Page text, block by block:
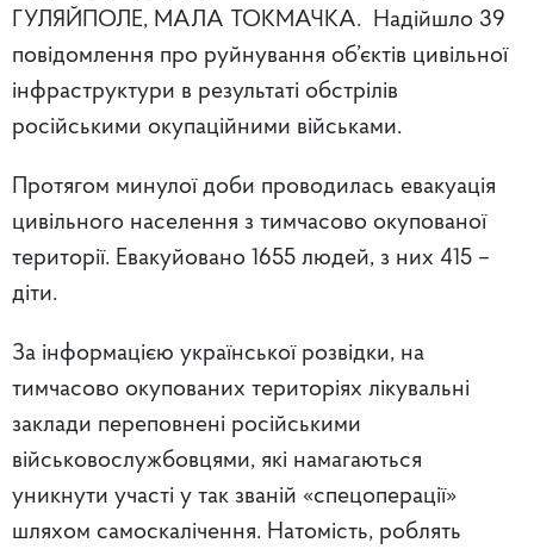
ГУЛЯЙПОЛЕ, МАЛА ТОКМАЧКА. Надійшло 39
повідомлення про руйнування об’єктів цивільної
інфраструктури в результаті обстрілів
російськими окупаційними військами.
Протягом минулої доби проводилась евакуація
цивільного населення з тимчасово окупованої
території. Евакуйовано 1655 людей, з них 415 –
діти.
За інформацією української розвідки, на
тимчасово окупованих територіях лікувальні
заклади переповнені російськими
військовослужбовцями, які намагаються
уникнути участі у так званій «спецоперації»
шляхом самоскалічення. Натомість, роблять